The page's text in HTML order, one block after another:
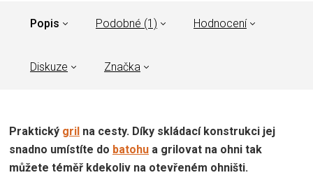
Popis Podobné (1) Hodnocení
Diskuze Značka
Praktický gril na cesty. Díky skládací konstrukci jej
snadno umístíte do batohu a grilovat na ohni tak
můžete téměř kdekoliv na otevřeném ohništi.